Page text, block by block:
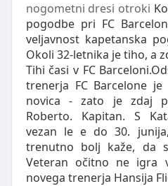
nogometni dresi otroki
pogodbe pri FC
veljavnost kapetanska
Okoli 32-letnika je tiho, a
Tihi časi v FC
trenerja FC Barcelone
novica - zato je zdaj
Roberto. Kapitan. S
vezan le e do 30.
trenutno bolj kaže, da
Veteran očitno ne igra
novega trenerja Hansija